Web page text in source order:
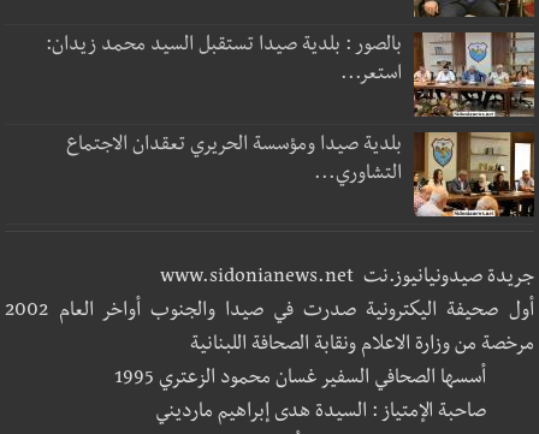
بالصور : بلدية صيدا تستقبل السيد محمد زيدان:
استعر...
بلدية صيدا ومؤسسة الحريري تعقدان الاجتماع
التشاوري...
جريدة صيدونيانيوز.نت www.sidonianews.net
أول صحيفة اليكترونية صدرت في صيدا والجنوب أواخر العام 2002
مرخصة من وزارة الاعلام ونقابة الصحافة اللبنانية
أسسها الصحافي السفير غسان محمود الزعتري 1995
صاحبة الإمتياز : السيدة هدى إبراهيم مارديني